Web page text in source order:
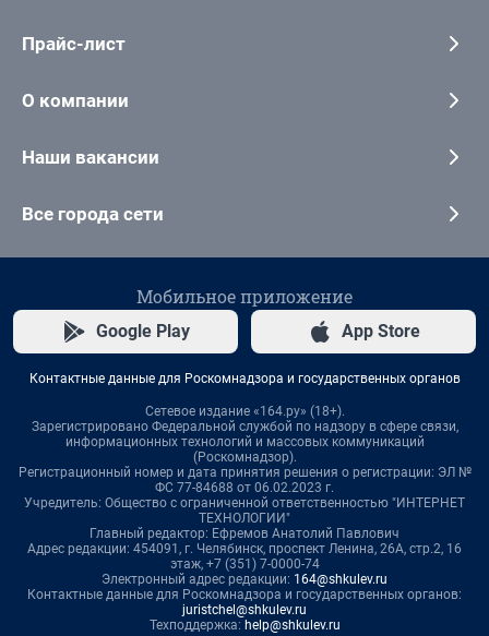
Прайс-лист
О компании
Наши вакансии
Все города сети
Мобильное приложение
Google Play App Store
Контактные данные для Роскомнадзора и государственных органов
Сетевое издание «164.ру» (18+).
Зарегистрировано Федеральной службой по надзору в сфере связи,
информационных технологий и массовых коммуникаций
(Роскомнадзор).
Регистрационный номер и дата принятия решения о регистрации: ЭЛ №
ФС 77-84688 от 06.02.2023 г.
Учредитель: Общество с ограниченной ответственностью "ИНТЕРНЕТ
ТЕХНОЛОГИИ"
Главный редактор: Ефремов Анатолий Павлович
Адрес редакции: 454091, г. Челябинск, проспект Ленина, 26А, стр.2, 16
этаж, +7 (351) 7-0000-74
Электронный адрес редакции: 164@shkulev.ru
Контактные данные для Роскомнадзора и государственных органов:
juristchel@shkulev.ru
Техподдержка: help@shkulev.ru